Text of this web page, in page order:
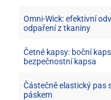
Omni-Wick: efektivní
odpaření z tkaniny
Četné kapsy: boční
bezpečnostní kapsa
Částečně elastický pas
páskem